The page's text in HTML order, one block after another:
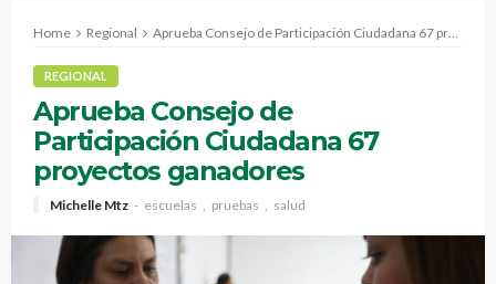
Home Regional Aprueba Consejo de Participación Ciudadana 67 proyectos ganadores
REGIONAL
Aprueba Consejo de
Participación Ciudadana 67
proyectos ganadores
Michelle Mtz escuelas pruebas salud